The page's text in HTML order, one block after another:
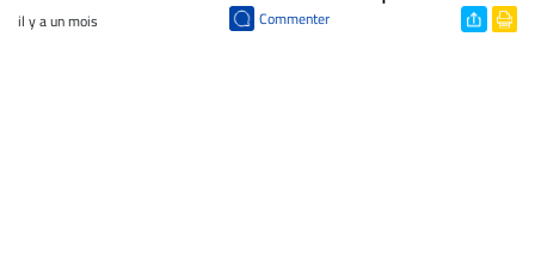
il y a un mois Commenter